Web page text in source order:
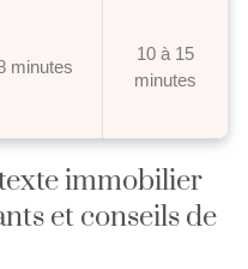
minutes
10 à 15
minutes
immobilier
et conseils de